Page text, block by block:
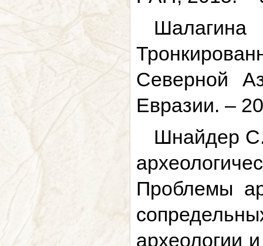
Северной
Евразии. –
Шнайдер
Проблемы
археологии